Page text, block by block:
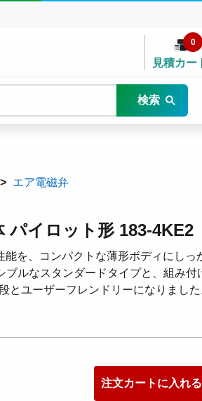
見積カー
0
検索
エア電磁弁
パイロット形 183-4KE2
を、コンパクトな薄形ボディにしっ
ルなスタンダードタイプと、組み付
とユーザーフレンドリーになりました
注文カートに入れる